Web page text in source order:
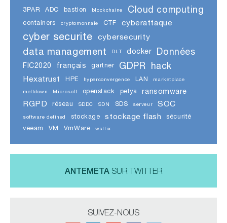
3PAR ADC bastion blockchaine Cloud computing
containers cryptomonnaie CTF cyberattaque
cyber securite cybersecurity
data management DLT docker Données
FIC2020 français gartner GDPR hack
Hexatrust HPE hyperconvergence LAN marketplace
meltdown Microsoft openstack petya ransomware
RGPD réseau SDDC SDN SDS serveur SOC
software defined stockage stockage flash
sécurité
veeam
VM VmWare wallix
ANTEMETASUR TWITTER
SUIVEZ-NOUS